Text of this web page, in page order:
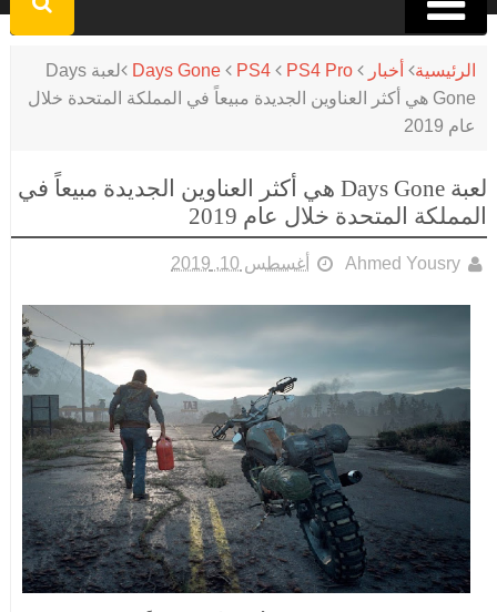
الرئيسية أخبار Days Gone PS4 PS4 Pro
لعبة Days
Gone هي أكثر العناوين الجديدة مبيعاً في المملكة المتحدة خلال
عام 2019
لعبة Days Gone هي أكثر العناوين الجديدة مبيعاً في
المملكة المتحدة خلال عام 2019
Ahmed Yousry أغسطس 10, 2019